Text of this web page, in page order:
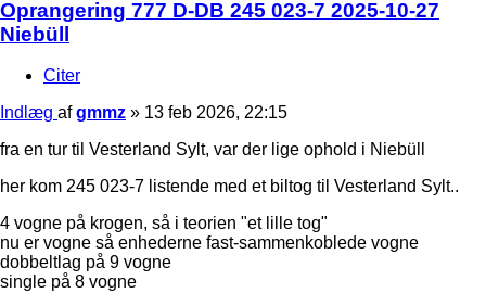
Oprangering 777 D-DB 245 023-7 2025-10-27
Niebüll
Citer
Indlæg afgmmz » 13 feb 2026, 22:15
fra en tur til Vesterland Sylt, var der lige ophold i Niebüll
her kom 245 023-7 listende med et biltog til Vesterland Sylt..
4 vogne på krogen, så i teorien "et lille tog"
nu er vogne så enhederne fast-sammenkoblede vogne
dobbeltlag på 9 vogne
single på 8 vogne